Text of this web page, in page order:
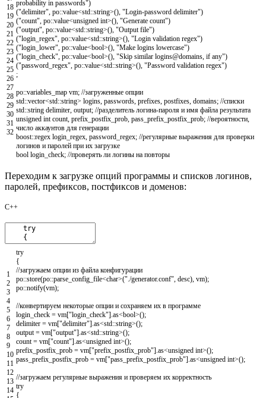
18
19
20
21
22
23
24
25
26
27
28
29
30
31
32
probability in passwords")
("delimiter", po::value<std::string>(), "Login-password delimiter")
("count", po::value<unsigned int>(), "Generate count")
("output", po::value<std::string>(), "Output file")
("login_regex", po::value<std::string>(), "Login validation regex")
("login_lower", po::value<bool>(), "Make logins lowercase")
("login_check", po::value<bool>(), "Skip similar logins@domains, if any")
("password_regex", po::value<std::string>(), "Password validation regex")
;
po::variables_map vm; //загруженные опции
std::vector<std::string> logins, passwords, prefixes, postfixes, domains; //списки
std::string delimiter, output; //разделитель логина-пароля и имя файла результата
unsigned int count, prefix_postfix_prob, pass_prefix_postfix_prob; //вероятности,
число аккаунтов для генерации
boost::regex login_regex, password_regex; //регулярные выражения для проверки
логинов и паролей при их загрузке
bool login_check; //проверять ли логины на повторы
Переходим к загрузке опций программы и списков логинов,
паролей, префиксов, постфиксов и доменов:
C++
1
2
3
4
5
6
7
8
9
10
11
12
13
14
try
{
//загружаем опции из файла конфигурации
po::store(po::parse_config_file<char>("./generator.conf" desc) vm);
po::notify(vm);
//конвертируем некоторые опции и сохраняем их в программе
login_check = vm["login_check"] as<bool>();
delimiter = vm["delimiter"] as<std::string>();
output = vm["output"] as<std::string>();
count = vm["count"] as<unsigned int>();
prefix_postfix_prob = vm["prefix_postfix_prob"] as<unsigned int>();
pass_prefix_postfix_prob = vm["pass_prefix_postfix_prob"] as<unsigned int>();
//загружаем регулярные выражения и проверяем их корректность
try
{